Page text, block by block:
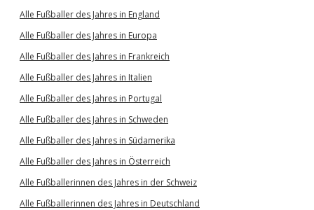
Alle Fußballer des Jahres in England
Alle Fußballer des Jahres in Europa
Alle Fußballer des Jahres in Frankreich
Alle Fußballer des Jahres in Italien
Alle Fußballer des Jahres in Portugal
Alle Fußballer des Jahres in Schweden
Alle Fußballer des Jahres in Südamerika
Alle Fußballer des Jahres in Österreich
Alle Fußballerinnen des Jahres in der Schweiz
Alle Fußballerinnen des Jahres in Deutschland